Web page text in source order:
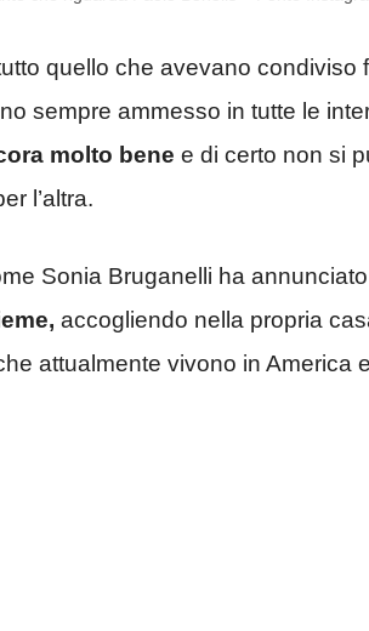
quello che avevano condiviso
sempre ammesso in tutte le
molto bene e di certo non si
l’altra.
Sonia Bruganelli ha
accogliendo nella propria
attualmente vivono in America